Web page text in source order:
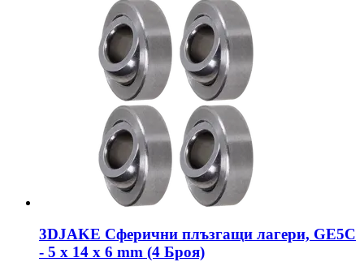
3DJAKE Сферични плъзгащи лагери, GE5C
-​ 5 x 14 x 6 mm (4 Броя)